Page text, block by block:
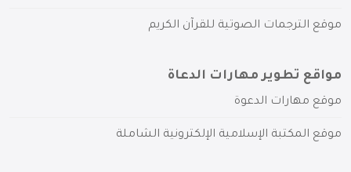
موقع الترجمات الصوتية للقرآن الكريم
مواقع تطوير مهارات الدعاة
موقع مهارات الدعوة
موقع المكتبة الإسلامية الإلكترونية الشاملة